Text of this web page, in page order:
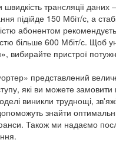
трансляції даних
підійде 150 Мбіт/с, а
абонентом
більше 600 Мбіт/с. Щоб
вибирайте пристрої
представлений
які ви можете
виникли труднощі,
знайти
Також ми надаємо